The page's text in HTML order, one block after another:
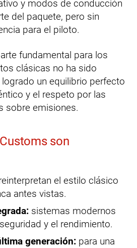
y modos de conducción
del paquete, pero sin
para el piloto.
fundamental para los
clásicas no ha sido
un equilibrio perfecto
y el respeto por las
sobre emisiones.
son
el estilo clásico
antes vistas.
sistemas modernos
y el rendimiento.
generación: para una